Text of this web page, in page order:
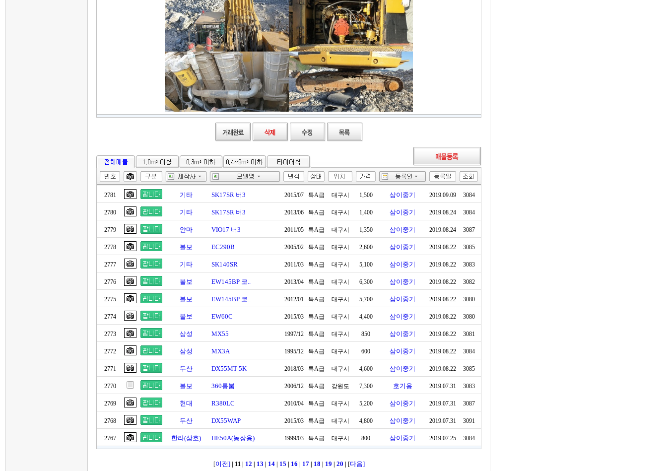
2781 기타 SK17SR 버3 2015/07 특A급 대구시 1,500 삼이중기 2019.09.09 3084
2780 기타 SK17SR 버3 2013/06 특A급 대구시 1,400 삼이중기 2019.08.24 3084
2779 얀마 VIO17 버3 2011/05 특A급 대구시 1,350 삼이중기 2019.08.24 3087
2778 볼보 EC290B 2005/02 특A급 대구시 2,600 삼이중기 2019.08.22 3085
2777 기타 SK140SR 2011/03 특A급 대구시 5,100 삼이중기 2019.08.22 3083
2776 볼보 EW145BP 코.. 2013/04 특A급 대구시 6,300 삼이중기 2019.08.22 3082
2775 볼보 EW145BP 코.. 2012/01 특A급 대구시 5,700 삼이중기 2019.08.22 3080
2774 볼보 EW60C 2015/03 특A급 대구시 4,400 삼이중기 2019.08.22 3080
2773 삼성 MX55 1997/12 특A급 대구시 850 삼이중기 2019.08.22 3081
2772 삼성 MX3A 1995/12 특A급 대구시 600 삼이중기 2019.08.22 3084
2771 두산 DX55MT-5K 2018/03 특A급 대구시 4,600 삼이중기 2019.08.22 3085
2770 볼보 360롱붐 2006/12 특A급 강원도 7,300 호기용 2019.07.31 3083
2769 현대 R380LC 2010/04 특A급 대구시 5,200 삼이중기 2019.07.31 3087
2768 두산 DX55WAP 2015/03 특A급 대구시 4,800 삼이중기 2019.07.31 3091
2767 한라(삼호) HE50A(농장용) 1999/03 특A급 대구시 800 삼이중기 2019.07.25 3084
[이전] | 11 12 13 14 15 16 17 18 19 20 [다음]